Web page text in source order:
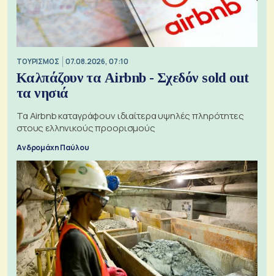
ΤΟΥΡΙΣΜΟΣ 07.08.2026, 07:10
Καλπάζουν τα Airbnb - Σχεδόν sold out
τα νησιά
Τα Airbnb καταγράφουν ιδιαίτερα υψηλές πληρότητες
στους ελληνικούς προορισμούς
Ανδρομάχη Παύλου